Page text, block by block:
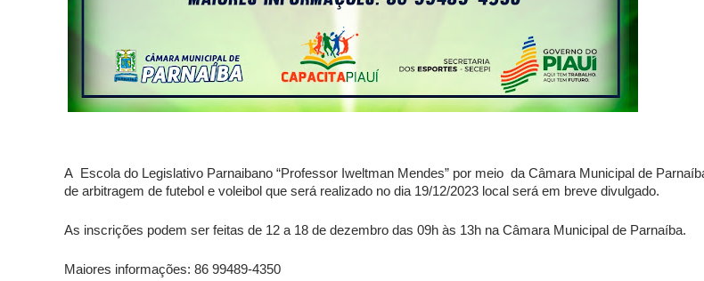
A  Escola do Legislativo Parnaibano “Professor Iweltman Mendes” por meio  da Câmara Municipal de
de arbitragem de futebol e voleibol que será realizado no dia 19/12/2023 local será em breve divulgado.
As inscrições podem ser feitas de 12 a 18 de dezembro das 09h às 13h na Câmara Municipal de Parnaíba.
Maiores informações: 86 99489-4350